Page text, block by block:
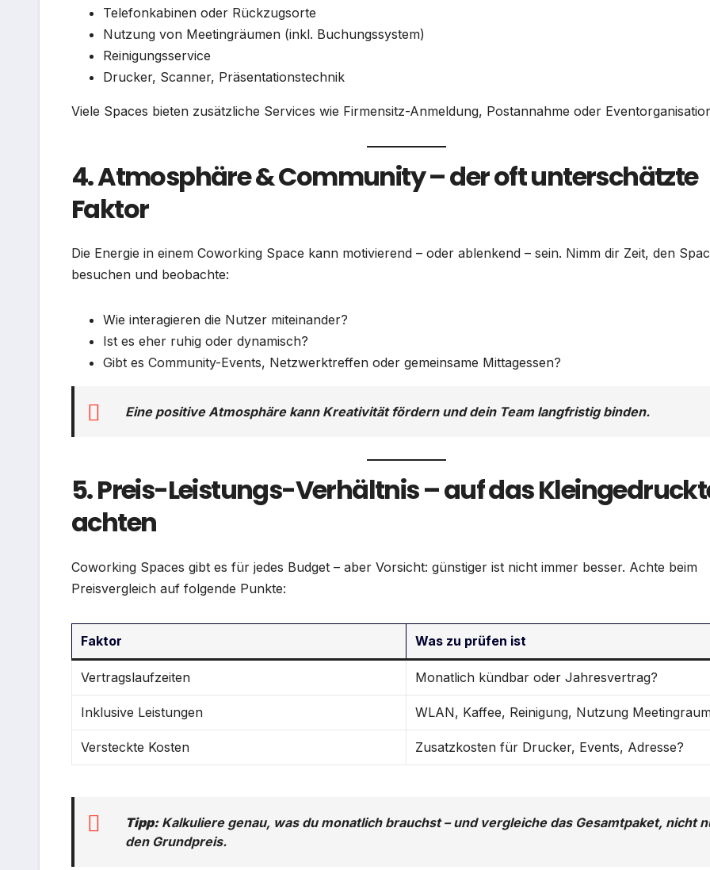
Telefonkabinen oder Rückzugsorte
Nutzung von Meetingräumen (inkl. Buchungssystem)
Reinigungsservice
Drucker, Scanner, Präsentationstechnik
Viele Spaces bieten zusätzliche Services wie Firmensitz-Anmeldung, Postannahme oder
4. Atmosphäre & Community – der oft unterschätzte
Faktor
Die Energie in einem Coworking Space kann motivierend – oder ablenkend – sein. Nimm dir Zeit, den
besuchen und beobachte:
Wie interagieren die Nutzer miteinander?
Ist es eher ruhig oder dynamisch?
Gibt es Community-Events, Netzwerktreffen oder gemeinsame Mittagessen?
Eine positive Atmosphäre kann Kreativität fördern und dein Team langfristig binden.
5. Preis-Leistungs-Verhältnis – auf das
achten
Coworking Spaces gibt es für jedes Budget – aber Vorsicht: günstiger ist nicht immer besser. Achte beim
Preisvergleich auf folgende Punkte:
Faktor Was zu prüfen ist
Vertragslaufzeiten Monatlich kündbar oder Jahresvertrag?
Inklusive Leistungen WLAN, Kaffee, Reinigung, Nutzung
Versteckte Kosten Zusatzkosten für Drucker, Events, Adresse?
Tipp:Kalkuliere genau, was du monatlich brauchst – und vergleiche das Gesamtpaket, nicht
den Grundpreis.